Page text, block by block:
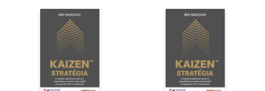
Társadalomtudomány
Természettudomány
Történelem